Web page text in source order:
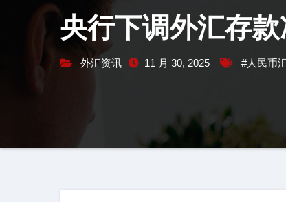
央行下调外汇存
外汇资讯 11 月 30, 2025 #人民币